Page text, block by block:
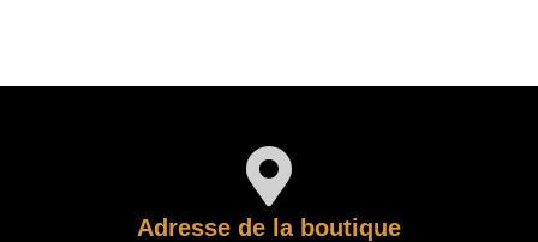
Adresse de la boutique